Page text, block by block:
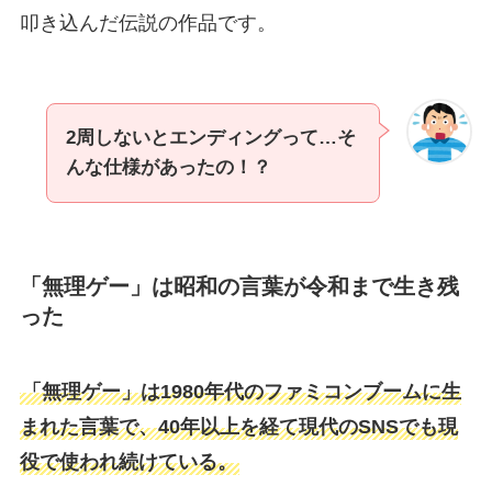
叩き込んだ伝説の作品です。
2周しないとエンディングって…そ
んな仕様があったの！？
「無理ゲー」は昭和の言葉が令和まで生き残
った
「無理ゲー」は1980年代のファミコンブームに生
まれた言葉で、40年以上を経て現代のSNSでも現
役で使われ続けている。